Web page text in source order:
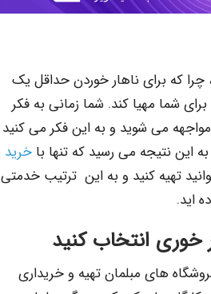
که برای ناهار خوردن حداقل یک
شما مهیا کند. شما زمانی به فکر
می شوید و به این فکر می کنید
این نتیجه می رسید که تنها با خرید
تهیه کنید و به این ترتیب خدمتی
اید.
خوری انتخاب کنید
های مبلمان تهیه و خریداری